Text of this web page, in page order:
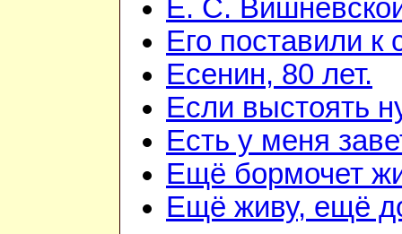
Е. С.
Его поставили к
Есенин, 80 лет.
Если выстоять
Есть у меня
Ещё бормочет
Ещё живу, ещё